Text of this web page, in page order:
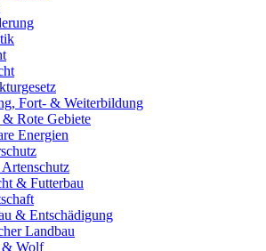
Fort- & Weiterbildung
Rote Gebiete
Energien
& Futterbau
& Entschädigung
Landbau
& Wolf